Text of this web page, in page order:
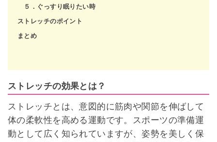
５．ぐっすり眠りたい時
ストレッチのポイント
まとめ
ストレッチの効果とは？
ストレッチとは、意図的に筋肉や関節を伸ばして
体の柔軟性を高める運動です。スポーツの準備運
動として広く知られていますが、姿勢を美しく保